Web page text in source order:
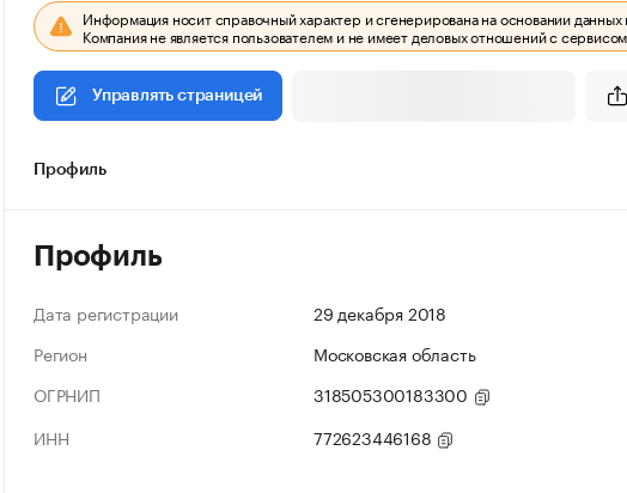
Информация носит справочный характер и сгенерирована на основании данных
Компания не является пользователем и не имеет деловых отношений с
Управлять страницей
Профиль
Профиль
Дата регистрации
29 декабря 2018
Регион
Московская область
ОГРНИП
318505300183300
ИНН
772623446168